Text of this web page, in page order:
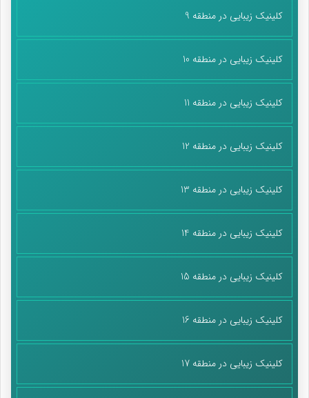
کلینیک زیبایی در منطقه 9
کلینیک زیبایی در منطقه 10
کلینیک زیبایی در منطقه 11
کلینیک زیبایی در منطقه 12
کلینیک زیبایی در منطقه 13
کلینیک زیبایی در منطقه 14
کلینیک زیبایی در منطقه 15
کلینیک زیبایی در منطقه 16
کلینیک زیبایی در منطقه 17